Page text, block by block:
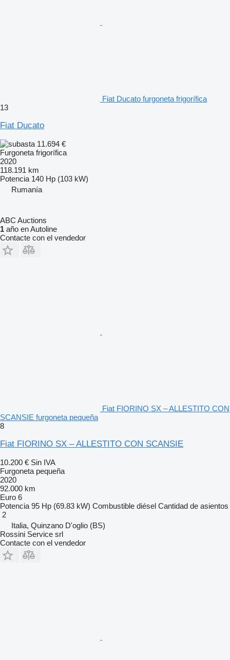
Fiat Ducato furgoneta frigorífica
13
Fiat Ducato
11.694 €
Furgoneta frigorífica
2020
118.191 km
Potencia 140 Hp (103 kW)
Rumanía
ABC Auctions
1 año en Autoline
Contacte con el vendedor
Fiat FIORINO SX – ALLESTITO CON
SCANSIE furgoneta pequeña
8
Fiat FIORINO SX – ALLESTITO CON SCANSIE
10.200 € Sin IVA
Furgoneta pequeña
2020
92.000 km
Euro 6
Potencia 95 Hp (69.83 kW) Combustible diésel Cantidad de asientos
2
Italia, Quinzano D'oglio (BS)
Rossini Service srl
Contacte con el vendedor